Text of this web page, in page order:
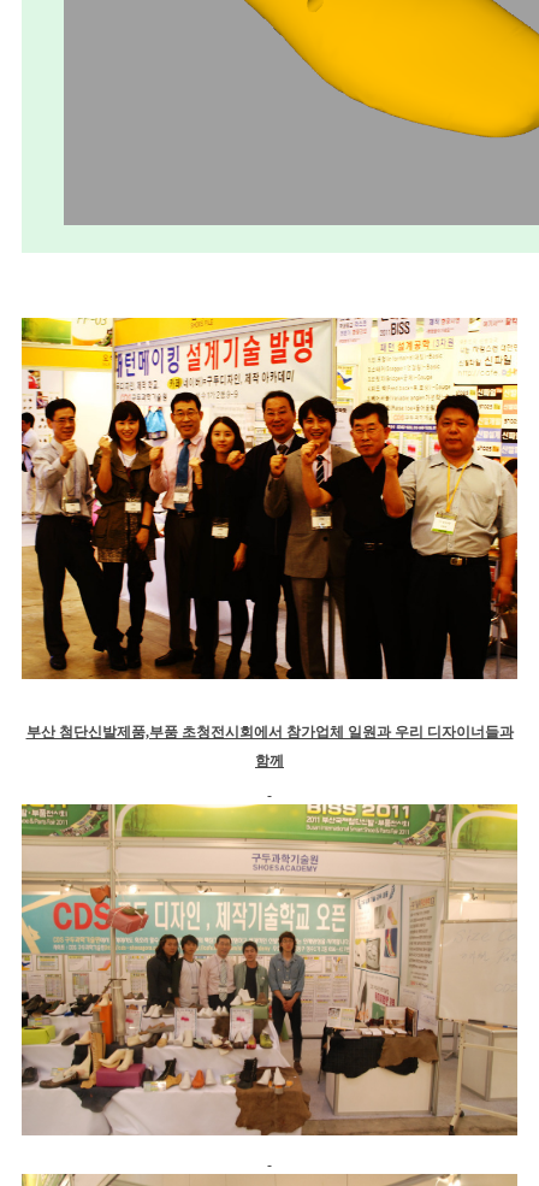
부산 첨단신발제품,부품 초청전시회에서 참가업체 일원과 우리 디자이너들과
함께